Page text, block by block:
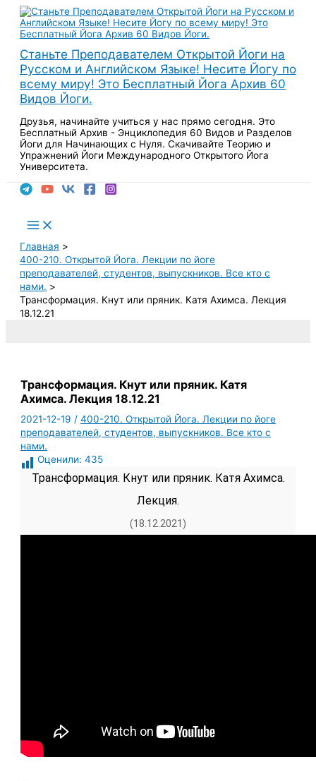
Перейти
содержимому
Станьте Преподавателем Открытой Йоги на
Русском и Английском Языке! Несите Йогу по
всему миру! Это Бесплатный Йога Архив 60
Видов Йоги.
Друзья, начинайте учиться у нас прямо сегодня. Это
Бесплатный Архив - Энциклопедия 60 Видов и Разделов
Йоги для Начинающих с Нуля. Скачивайте Теорию и
Упражнений Йоги Международного Открытого Йога
Университета.
Main
Menu
Главная
400-210. Открытой Йога. Лекции по йоге
преподавателей, студентов, выпускников. Все кто с
нами.
Трансформация. Кнут или пряник. Катя Ахимса. Лекция
18.12.21
Трансформация. Кнут или пряник. Катя
Ахимса. Лекция 18.12.21
2021-12-19/400-210. Открытой Йога. Лекции по йоге
преподавателей, студентов, выпускников. Все кто с
нами.
Оценили: 435
Трансформация. Кнут или пряник. Катя Ахимса.
Лекция.
(18.12.2021)